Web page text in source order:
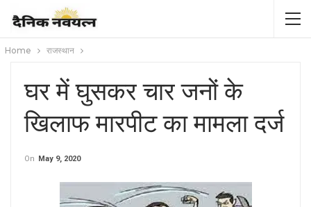
Home राजस्थान
घर में घुसकर चार जनों के
खिलाफ मारपीट का मामला दर्ज
On May 9, 2020